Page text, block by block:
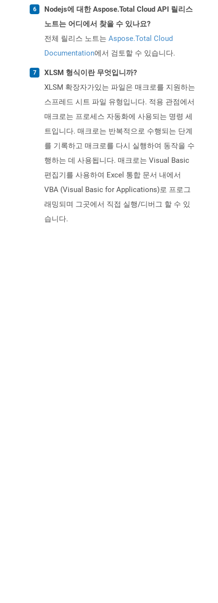
Nodejs에 대한 Aspose.Total Cloud API 릴리스
노트는 어디에서 찾을 수 있나요?
전체 릴리스 노트는 Aspose.Total Cloud
Documentation에서 검토할 수 있습니다.
XLSM 형식이란 무엇입니까?
XLSM 확장자가있는 파일은 매크로를 지원하는
스프레드 시트 파일 유형입니다. 적용 관점에서
매크로는 프로세스 자동화에 사용되는 명령 세
트입니다. 매크로는 반복적으로 수행되는 단계
를 기록하고 매크로를 다시 실행하여 동작을 수
행하는 데 사용됩니다. 매크로는 Visual Basic
편집기를 사용하여 Excel 통합 문서 내에서
VBA (Visual Basic for Applications)로 프로그
래밍되며 그곳에서 직접 실행/디버그 할 수 있
습니다.